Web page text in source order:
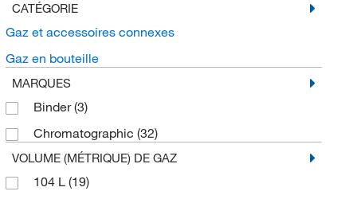
CATÉGORIE
Gaz et accessoires connexes
Gaz en bouteille
MARQUES
Binder(3)
Chromatographic (32)
VOLUME (MÉTRIQUE) DE GAZ
104 L (19)